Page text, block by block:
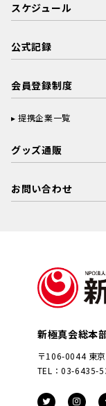
スケジュール
公式記録
会員登録制度
提携企業一覧
グッズ通販
お問い合わせ
新極真会総本
〒106-0044 東
TEL：03-6435-